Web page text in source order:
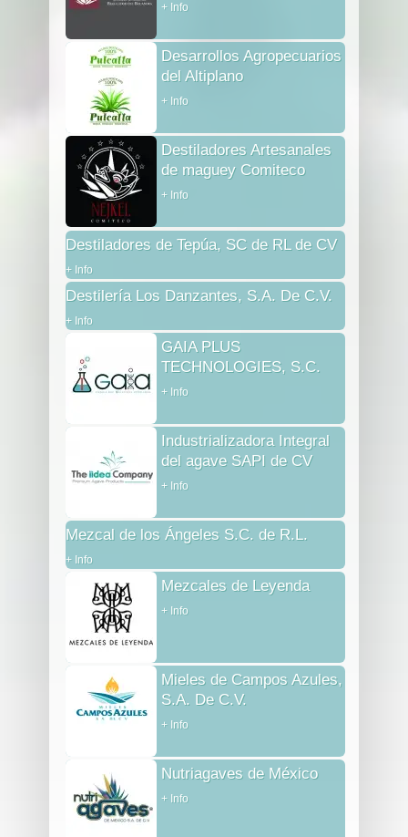
+ Info
Desarrollos Agropecuarios
del Altiplano
+ Info
Destiladores Artesanales
de maguey Comiteco
+ Info
Destiladores de Tepúa, SC de RL de CV
+ Info
Destilería Los Danzantes, S.A. De C.V.
+ Info
GAIA PLUS
TECHNOLOGIES, S.C.
+ Info
Industrializadora Integral
del agave SAPI de CV
+ Info
Mezcal de los Ángeles S.C. de R.L.
+ Info
Mezcales de Leyenda
+ Info
Mieles de Campos Azules,
S.A. De C.V.
+ Info
Nutriagaves de México
+ Info